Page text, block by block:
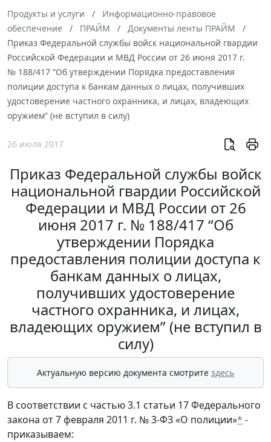
Продукты и услуги
Информационно-правовое
обеспечение
ПРАЙМ
Документы ленты ПРАЙМ
Приказ Федеральной службы войск национальной гвардии
Российской Федерации и МВД России от 26 июня 2017 г.
№ 188/417 “Об утверждении Порядка предоставления
полиции доступа к банкам данных о лицах, получивших
удостоверение частного охранника, и лицах, владеющих
оружием” (не вступил в силу)
26 июля 2017
Приказ Федеральной службы войск
национальной гвардии Российской
Федерации и МВД России от 26
июня 2017 г. № 188/417 “Об
утверждении Порядка
предоставления полиции доступа к
банкам данных о лицах,
получивших удостоверение
частного охранника, и лицах,
владеющих оружием” (не вступил в
силу)
Актуальную версию документа смотрите здесь
В соответствии с частью 3.1 статьи 17 Федерального
закона от 7 февраля 2011 г. № 3-ФЗ «О полиции»* -
приказываем: